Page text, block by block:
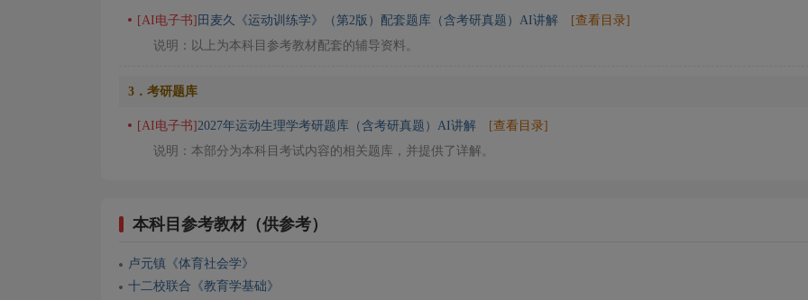
[AI电子书] 田麦久《运动训练学》（第2版）配套题库（含考研真题）AI讲解
[查看目录]
说明：以上为本科目参考教材配套的辅导资料。
3．考研题库
[AI电子书] 2027年运动生理学考研题库（含考研真题）AI讲解
[查看目录]
说明：本部分为本科目考试内容的相关题库，并提供了详解。
本科目参考教材（供参考）
卢元镇《体育社会学》
十二校联合《教育学基础》